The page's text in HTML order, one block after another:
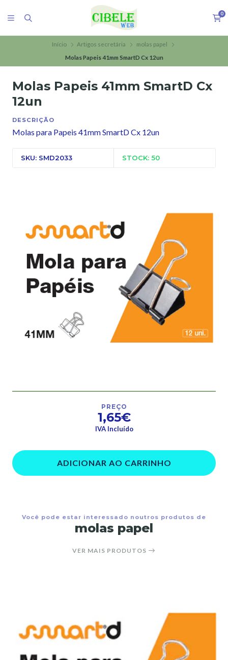
0
Início Artigos secretária
molas papel
Molas Papeis 41mm SmartD Cx 12un
Molas Papeis 41mm SmartD Cx
12un
DESCRIÇÃO
Molas para Papeis 41mm SmartD Cx 12un
SKU: SMD2033 STOCK: 50
PREÇO
1,65€
IVA Incluído
ADICIONAR AO CARRINHO
Você pode estar interessado noutros produtos de
molas papel
VER MAIS PRODUTOS